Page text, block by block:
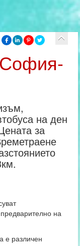
на ден
за
на
е различен